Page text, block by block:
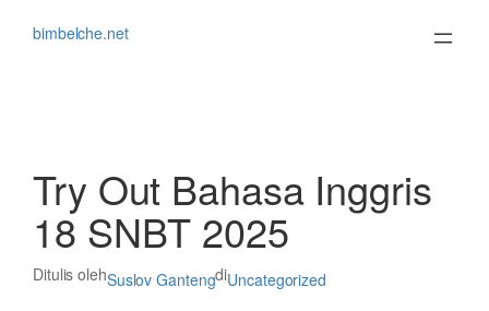
bimbelche.net
Try Out Bahasa Inggris
18 SNBT 2025
Ditulis olehSuslov GantengdiUncategorized